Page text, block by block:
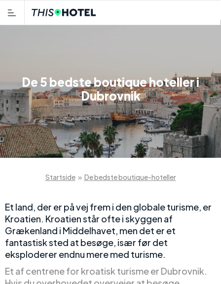
De 5 bedste boutique hoteller i
Dubrovnik
Startside » De bedste boutique-hoteller
Et land, der er på vej frem i den globale turisme, er
Kroatien. Kroatien står ofte i skyggen af
Grækenland i Middelhavet, men det er et
fantastisk sted at besøge, især før det
eksploderer endnu mere med turisme.
Et af centrene for kroatisk turisme er Dubrovnik.